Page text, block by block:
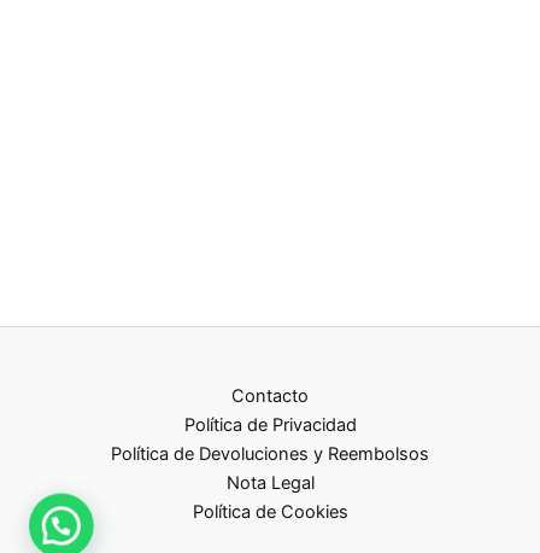
Contacto
Política de Privacidad
Política de Devoluciones y Reembolsos
Nota Legal
Política de Cookies